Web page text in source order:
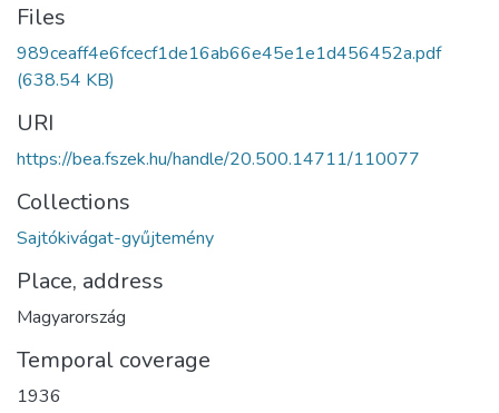
Files
989ceaff4e6fcecf1de16ab66e45e1e1d456452a.pdf
(638.54 KB)
URI
https://bea.fszek.hu/handle/20.500.14711/110077
Collections
Sajtókivágat-gyűjtemény
Place, address
Magyarország
Temporal coverage
1936